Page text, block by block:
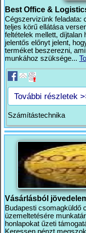
Best Office &
Cégszervizünk feladata:
teljes körű ellátása
feltételek mellett, díjtalan
jelentős előnyt jelent,
terméket beszerezni,
munkához szüksége...
További részletek
Számítástechnika
Vásárlásból
Budapesti csomagküldő
üzemeltetésére
honlapokat űzeti